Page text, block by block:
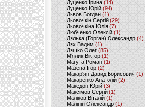
Луценко Ірина (14)
Луценко Юрій (94)
Львов Богдан (1)
Льовочкін Сергій (29)
Льовочкіна Юлія(7)
Любченко Олексій(1)
Лялька (Горган) Олександр(4)
Лях Вадим (1)
Ляшко Олег (85)
М'ялик Віктор(1)
Магута Роман(1)
Мазепа Ігор (2)
Макар'ян Давид Борисович(1)
Макаренко Анатолій (2)
Македон Юрій(3)
Максімов Сергій (1)
Маліков Віталій (1)
Малінін Олександр (1)